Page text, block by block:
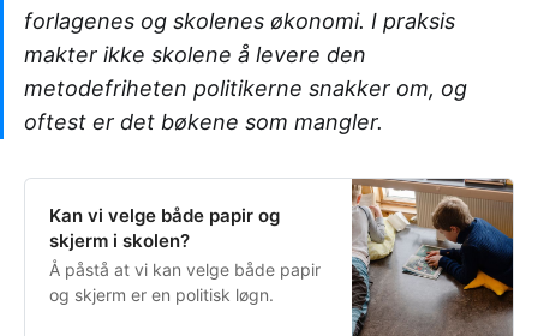
forlagenes og skolenes økonomi. I praksis
makter ikke skolene å levere den
metodefriheten politikerne snakker om, og
oftest er det bøkene som mangler.
Kan vi velge både papir og
skjerm i skolen?
Å påstå at vi kan velge både papir
og skjerm er en politisk løgn.